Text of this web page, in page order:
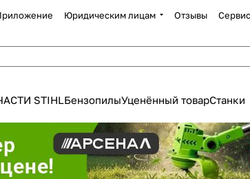
Юридическим лицам Отзывы Сервис
STIHLБензопилыУценённый товарСтанки